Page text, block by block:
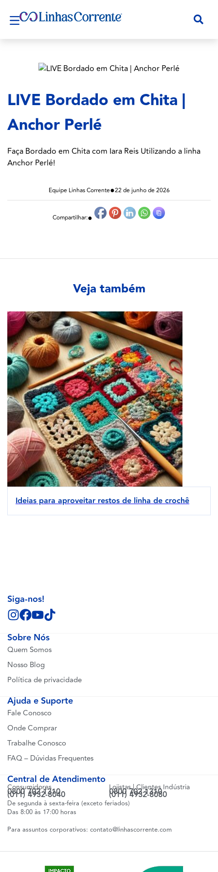
LIVE Bordado em Chita |
Anchor Perlé
Faça Bordado em Chita com Iara Reis Utilizando a linha
Anchor Perlé!
Equipe Linhas Corrente●22 de junho de 2026
Compartilhar:●
Veja também
Ideias para aproveitar restos de linha de crochê
Sobre Nós
Quem Somos
Nosso Blog
Política de privacidade
Ajuda e Suporte
Fale Conosco
Onde Comprar
Trabalhe Conosco
FAQ – Dúvidas Frequentes
Central de Atendimento
Consumidores
0800 702 1310
(011) 4932-8040
Lojistas | Clientes Indústria
0800 702 1310
(011) 4932-8080
De segunda à sexta-feira (exceto feriados)
Das 8:00 às 17:00 horas
Para assuntos corporativos: contato@linhascorrente.com
Siga-nos!